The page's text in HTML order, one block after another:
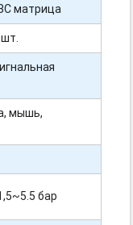
матрица
шт.
мышь,
бар